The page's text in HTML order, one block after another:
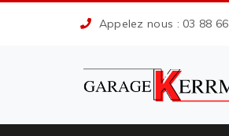
Appelez nous : 03 88